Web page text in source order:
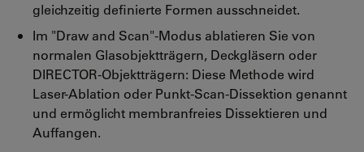
gleichzeitig definierte Formen ausschneidet.
Im "Draw and Scan"-Modus ablatieren Sie von
normalen Glasobjektträgern, Deckgläsern oder
DIRECTOR-Objektträgern: Diese Methode wird
Laser-Ablation oder Punkt-Scan-Dissektion genannt
und ermöglicht membranfreies Dissektieren und
Auffangen.